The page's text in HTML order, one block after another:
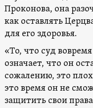
Проконова, она
как оставлять
для его здоровья.
«То, что суд
означает, что он
сожалению, это
это время он не
защитить свои